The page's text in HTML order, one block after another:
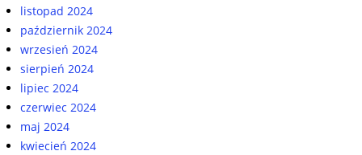
listopad 2024
październik 2024
wrzesień 2024
sierpień 2024
lipiec 2024
czerwiec 2024
maj 2024
kwiecień 2024